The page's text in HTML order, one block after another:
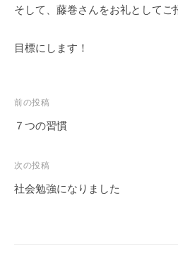
そして、藤巻さんをお礼としてご
目標にします！
前の投稿
７つの習慣
次の投稿
社会勉強になりました